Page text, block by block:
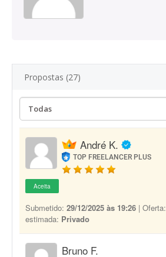
Propostas (27)
André K.
TOP FREELANCER PLUS
Aceita
Submetido: 29/12/2025 às 19:26 | Oferta:
estimada: Privado
Bruno F.